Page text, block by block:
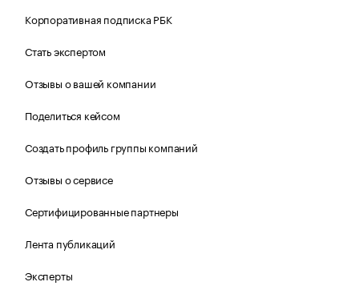
Корпоративная подписка РБК
Стать экспертом
Отзывы о вашей компании
Поделиться кейсом
Создать профиль группы компаний
Отзывы о сервисе
Сертифицированные партнеры
Лента публикаций
Эксперты